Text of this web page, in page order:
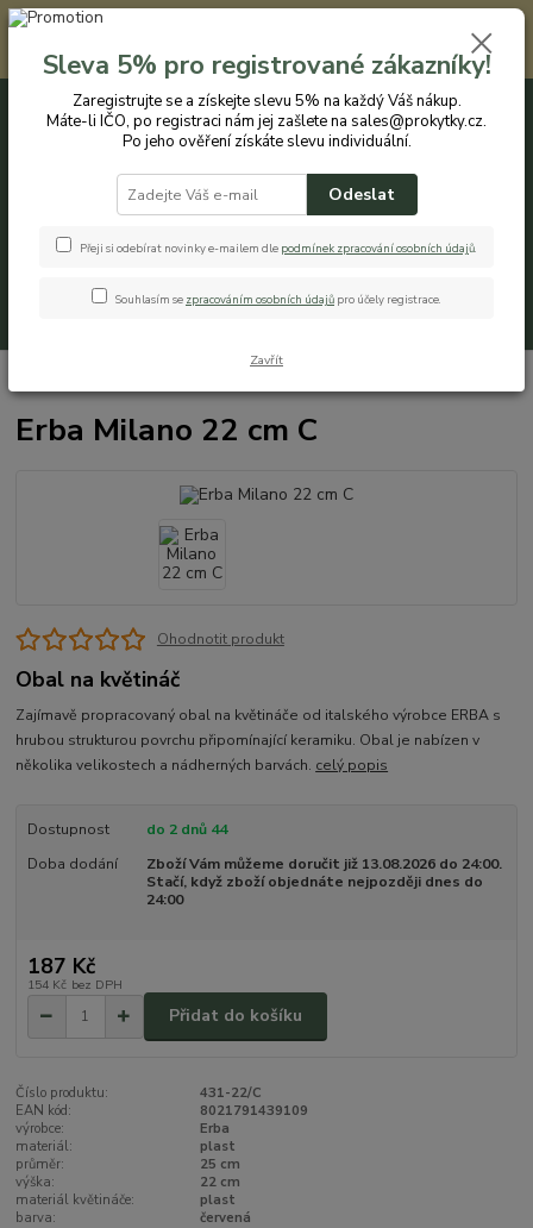
Registrovaným zákazníkům nabízíme slevu 5% na každý nákup. Máte-li
IČO, po registraci nám jej zašlete na sales@prokytky.cz. Po jeho ověření
získáte slevu individuální. Přejít na registraci →
CZK
+420 774 544 973 0ks
Erba Milano 22 cm C
Ohodnotit produkt
Obal na květináč
Zajímavě propracovaný obal na květináče od italského výrobce ERBA s
hrubou strukturou povrchu připomínající keramiku. Obal je nabízen v
několika velikostech a nádherných barvách. celý popis
Dostupnost
do 2 dnů 44
Doba dodání
Zboží Vám můžeme doručit již 13.08.2026 do 24:00.
Stačí, když zboží objednáte nejpozději dnes do
24:00
187 Kč
154 Kč bez DPH
Přidat do košíku
Číslo produktu:
431-22/C
EAN kód:
8021791439109
výrobce:
Erba
materiál:
plast
průměr:
25 cm
výška:
22 cm
materiál květináče:
plast
barva:
červená
Sleva 5% pro registrované zákazníky!
Zaregistrujte se a získejte slevu 5% na každý Váš nákup.
Máte-li IČO, po registraci nám jej zašlete na sales@prokytky.cz.
Po jeho ověření získáte slevu individuální.
Odeslat
Přeji si odebírat novinky e-mailem dle podmínek zpracování osobních údajů.
Souhlasím se zpracováním osobních údajů pro účely registrace.
Zavřít